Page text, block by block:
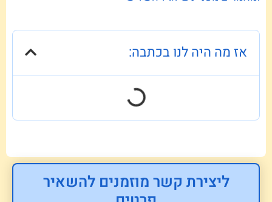
אז מה היה לנו בכתבה:
ליצירת קשר מוזמנים להשאיר